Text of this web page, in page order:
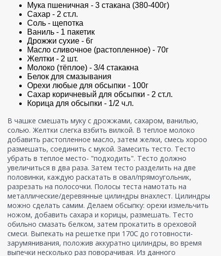
Мука пшеничная - 3 стакана (380-400г)
Сахар - 2 ст.л.
Соль - щепотка
Ваниль - 1 пакетик
Дрожжи сухие - 6г
Масло сливочное (растопленное) - 70г
Желтки - 2 шт.
Молоко (тёплое) - 3/4 стакакна
Белок для смазывания
Орехи любые для обсыпки - 100г
Сахар коричневый для обсыпки - 2 ст.л.
Корица для обсыпки - 1/2 ч.л.
В чашке смешать муку с дрожжами, сахаром, ванилью,
солью. Желтки слегка взбить вилкой. В теплое молоко
добавить растопленное масло, затем желки, смесь хороо
размешать, соединить с мукой. Замесить тесто. Тесто
убрать в теплое место- "подходить". Тесто должно
увеличиться в два раза. Затем тесто разделить на две
половинки, каждую раскатать в овал/прямоугольник,
разрезать на полосочки. Полосы теста намотать на
металлические/деревянные цилиндры внахлест. Цилиндры
можно сделать самим. Делаем обсыпку: орехи измельчить
ножом, добавить сахара и корицы, размешать. Тесто
обильно смазать белком, затем прокатить в ореховой
смеси. Выпекать на решетке при 170С до готовности-
зарумянивания, положив аккуратно цилиндры, во время
выпечки несколько раз поворачивая. Из данного